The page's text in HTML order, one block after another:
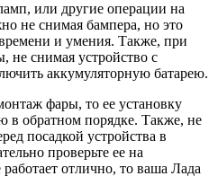
или другие операции на
не снимая бампера, но это
и умения. Также, при
не снимая устройство с
аккумуляторную батарею.
фары, то ее установку
в обратном порядке. Также, не
посадкой устройства в
проверьте ее на
отлично, то ваша Лада